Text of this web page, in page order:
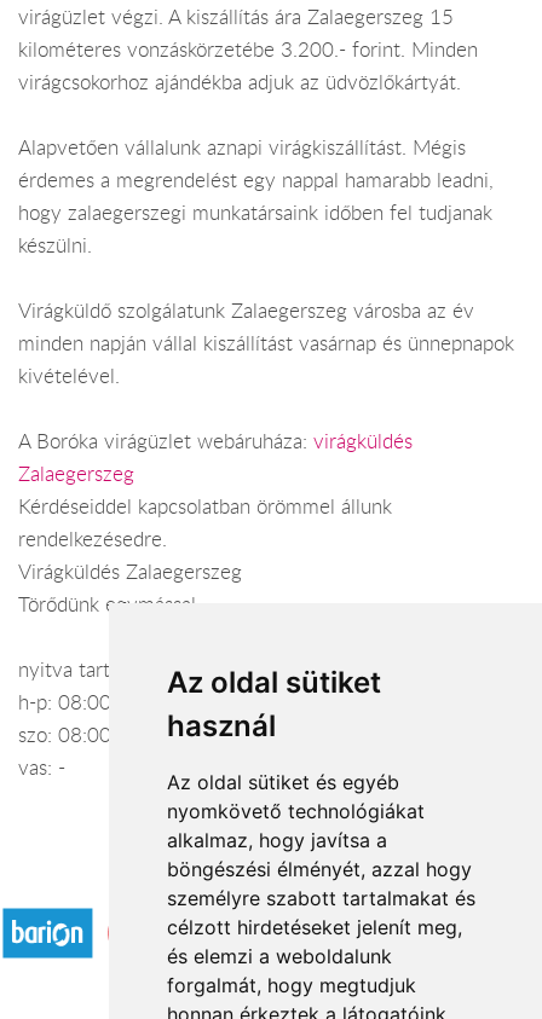
Az oldal sütiket
használ
Az oldal sütiket és egyéb
nyomkövető technológiákat
alkalmaz, hogy javítsa a
böngészési élményét, azzal hogy
személyre szabott tartalmakat és
célzott hirdetéseket jelenít meg,
és elemzi a weboldalunk
forgalmát, hogy megtudjuk
honnan érkeztek a látogatóink.
virágüzlet végzi. A kiszállítás ára Zalaegerszeg 15
kilométeres vonzáskörzetébe 3.200.- forint. Minden
virágcsokorhoz ajándékba adjuk az üdvözlőkártyát.
Alapvetően vállalunk aznapi virágkiszállítást. Mégis
érdemes a megrendelést egy nappal hamarabb leadni,
hogy zalaegerszegi munkatársaink időben fel tudjanak
készülni.
Virágküldő szolgálatunk Zalaegerszeg városba az év
minden napján vállal kiszállítást vasárnap és ünnepnapok
kivételével.
A Boróka virágüzlet webáruháza: virágküldés
Zalaegerszeg
Kérdéseiddel kapcsolatban örömmel állunk
rendelkezésedre.
Virágküldés Zalaegerszeg
Törődünk egymással
nyitva tartás:
h-p: 08:00-17:00
szo: 08:00-13:00
vas: -
Elfogadott fizetési módok